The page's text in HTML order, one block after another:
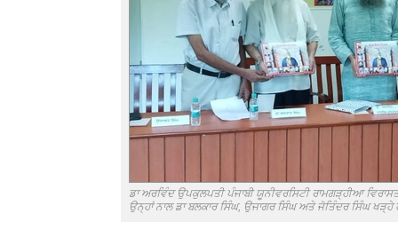
ਡਾ ਅਰਵਿੰਦ ਉਪਕੁਲਪਤੀ ਪੰਜਾਬੀ ਯੂਨੀਵਰਸਿਟੀ ਰਾਮਗੜ੍ਹੀਆ
ਉਨ੍ਹਾਂ ਨਾਲ ਡਾ ਬਲਕਾਰ ਸਿੰਘ, ਉਜਾਗਰ ਸਿੰਘ ਅਤੇ ਜੋਤਿੰਦਰ ਸਿੰਘ ਖੜ੍ਹੇ